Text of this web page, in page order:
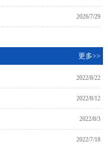
2026/7/29
更多>>
2022/8/22
2022/8/12
2022/8/3
2022/7/18